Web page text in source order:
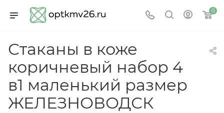
0
Стаканы в коже
коричневый набор 4
в1 маленький размер
ЖЕЛЕЗНОВОДСК